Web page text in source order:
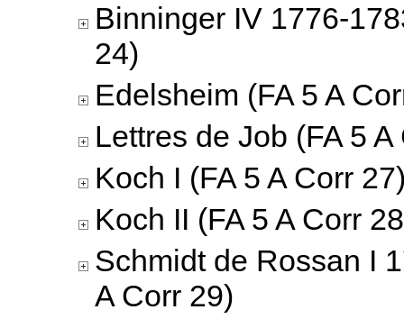
Binninger IV 1776-
24)
Edelsheim (FA 5 A
Lettres de Job (FA 5 A
Koch I (FA 5 A Corr
Koch II (FA 5 A Corr
Schmidt de Rossan I
A Corr 29)